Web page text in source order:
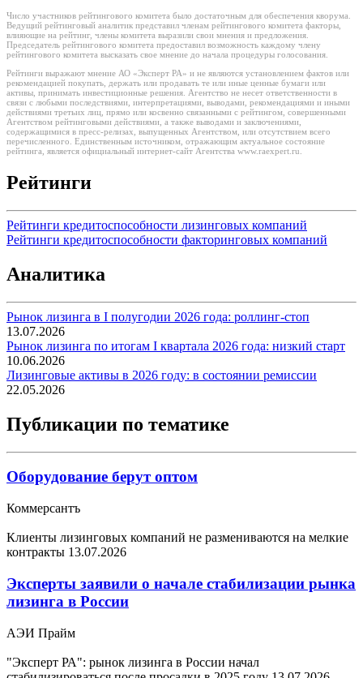
Число участников рейтингового комитета было достаточным для обеспечения кворума.
Ведущий рейтинговый аналитик представил членам рейтингового комитета факторы,
влияющие на рейтинг, члены комитета выразили свои мнения и предложения.
Председатель рейтингового комитета предоставил возможность каждому члену
рейтингового комитета высказать свое мнение до начала процедуры голосования.
Рейтинги выражают мнение АО «Эксперт РА» и не являются установлением фактов или
рекомендацией покупать, держать или продавать те или иные ценные бумаги или
активы, принимать инвестиционные решения. Агентство не несет ответственности в
связи с любыми последствиями, интерпретациями, выводами, рекомендациями и иными
действиями третьих лиц, прямо или косвенно связанными с рейтингом, совершенными
Агентством рейтинговыми действиями, а также выводами и заключениями,
содержащимися в пресс-релизах, выпущенных Агентством, или отсутствием всего
перечисленного. Единственным источником, отражающим актуальное состояние
рейтинга, является официальный интернет-сайт Агентства www.raexpert.ru.
Рейтинги
Рейтинги кредитоспособности лизинговых компаний
Рейтинги кредитоспособности факторинговых компаний
Аналитика
Рынок лизинга в I полугодии 2026 года: роллинг-стоп
13.07.2026
Рынок лизинга по итогам I квартала 2026 года: низкий старт
10.06.2026
Лизинговые активы в 2026 году: в состоянии ремиссии
22.05.2026
Публикации по тематике
Оборудование берут оптом
Коммерсантъ
Клиенты лизинговых компаний не размениваются на мелкие
контракты 13.07.2026
Эксперты заявили о начале стабилизации рынка
лизинга в России
АЭИ Прайм
"Эксперт РА": рынок лизинга в России начал